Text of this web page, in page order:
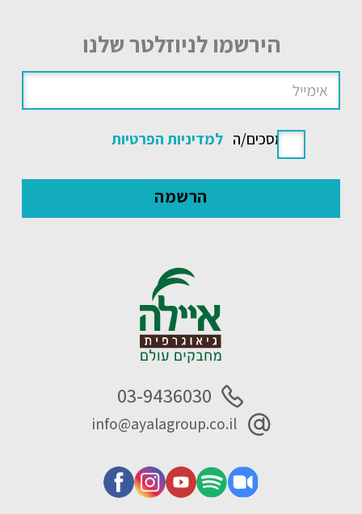
הירשמו לניוזלטר שלנו
אני מסכים/ה למדיניות הפרטיות
03-9436030
info@ayalagroup.co.il